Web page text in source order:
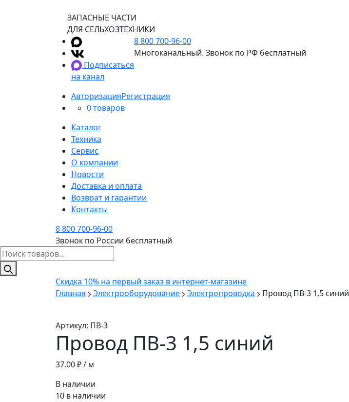
ЗАПАСНЫЕ ЧАСТИ
ДЛЯ СЕЛЬХОЗТЕХНИКИ
Подписаться
на канал
8 800 700-96-00
Многоканальный. Звонок по РФ бесплатный
АвторизацияРегистрация
0 товаров
Каталог
Техника
Сервис
О компании
Новости
Доставка и оплата
Возврат и гарантии
Контакты
8 800 700-96-00
Звонок по России бесплатный
Поиск
товаров
Скидка 10% на первый заказ в интернет-магазине
Главная
Электрооборудование Электропроводка Провод ПВ-3 1,5 синий
Артикул: ПВ-3
Провод ПВ-3 1,5 синий
37.00₽ / м
В наличии
10 в наличии